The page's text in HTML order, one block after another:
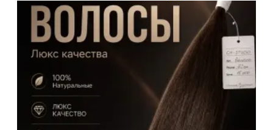
14
15
000 ₽